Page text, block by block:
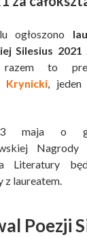
ogłoszono
Silesius 2021
to
Krynicki, jeden
maja o
Literatury
z laureatem.
Poezji